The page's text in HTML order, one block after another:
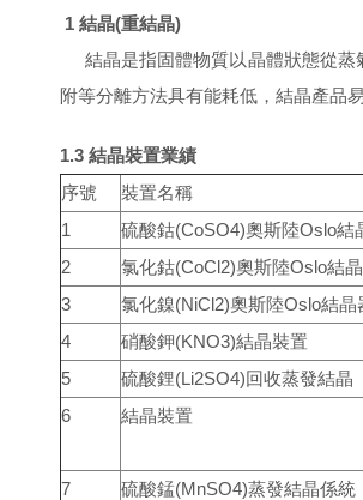
1 結晶(重結晶)
結晶是指固體物質以晶體狀態從蒸氣、
附等分離方法具有能耗低，結晶產品
1.3 結晶裝置業績
序號
裝置名稱
1
硫酸鈷(CoSO4)奧斯陸Oslo結
2
氯化鈷(CoCl2)奧斯陸Oslo結
3
氯化鎳(NiCl2)奧斯陸Oslo結晶
4
硝酸鉀(KNO3)結晶裝置
5
硫酸鋰(Li2SO4)回收蒸發結晶
6
結晶裝置
7
硫酸錳(MnSO4)蒸發結晶係統